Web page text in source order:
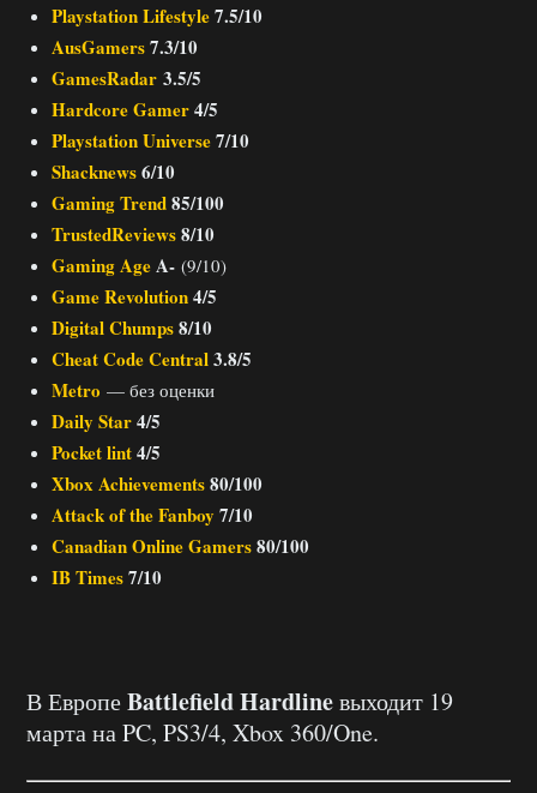
Playstation Lifestyle7.5/10
AusGamers7.3/10
GamesRadar 3.5/5
Hardcore Gamer4/5
Playstation Universe7/10
Shacknews6/10
Gaming Trend85/100
TrustedReviews8/10
Gaming AgeA- (9/10)
Game Revolution4/5
Digital Chumps8/10
Cheat Code Central3.8/5
Metro — без оценки
Daily Star4/5
Pocket lint4/5
Xbox Achievements80/100
Attack of the Fanboy 7/10
Canadian Online Gamers80/100
IB Times7/10
В ЕвропеBattlefield Hardlineвыходит 19
марта на PC, PS3/4, Xbox 360/One.